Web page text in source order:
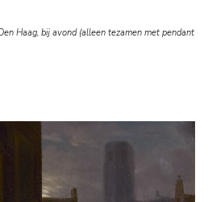
Haag, bij avond (alleen tezamen met pendant